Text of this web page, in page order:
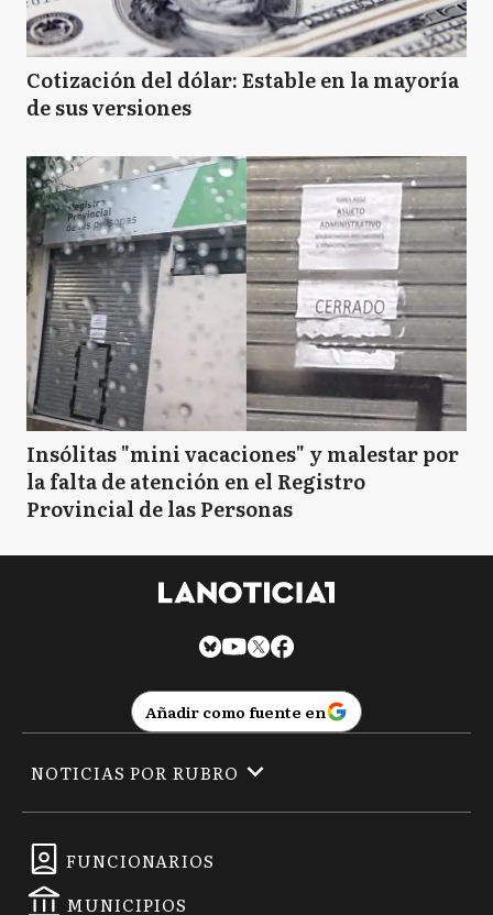
Cotización del dólar: Estable en la mayoría
de sus versiones
Insólitas "mini vacaciones" y malestar por
la falta de atención en el Registro
Provincial de las Personas
Añadir como fuente en
FUNCIONARIOS
MUNICIPIOS
NOTICIAS POR RUBRO